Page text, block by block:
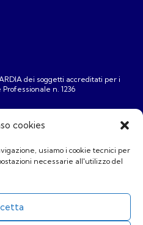
cookies
usiamo i cookie tecnici per
necessarie all'utilizzo del
dei soggetti accreditati per i
n. 1236